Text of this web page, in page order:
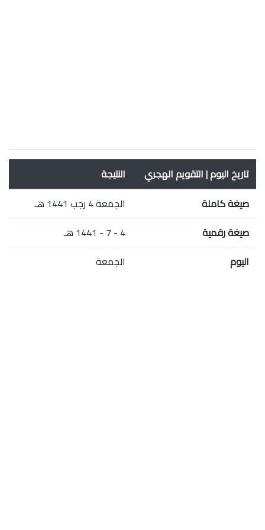
تاريخ اليوم | التقويم الهجري
النتيجة
صيغة كاملة
الجمعة 4 رجب 1441 هـ
صيغة رقمية
4 - 7 - 1441 هـ
اليوم
الجمعة